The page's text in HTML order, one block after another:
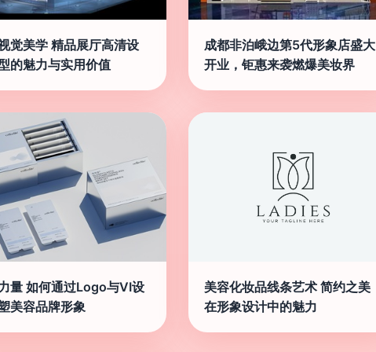
觉美学 精品展厅高清设
的魅力与实用价值
成都非泊峨边第5代形象店盛大
开业，钜惠来袭燃爆美妆界
量 如何通过Logo与VI设
美容品牌形象
美容化妆品线条艺术 简约之美
在形象设计中的魅力